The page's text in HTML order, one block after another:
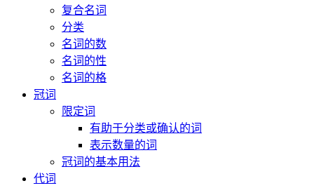
复合名词
分类
名词的数
名词的性
名词的格
冠词
限定词
有助于分类或确认的词
表示数量的词
冠词的基本用法
代词